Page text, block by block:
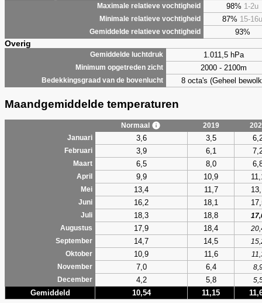
Maximale relatieve vochtigheid 98% 1-2u
Minimale relatieve vochtigheid 87% 15-16u
Gemiddelde relatieve vochtigheid 93%
Overig
Gemiddelde luchtdruk 1.011,5 hPa
Minimum opgetreden zicht 2000 - 2100m
Bedekkingsgraad van de bovenlucht 8 octa's (Geheel
Maandgemiddelde temperaturen
Normaal 2019
Januari
3,6 3,5
Februari 3,9 6,1
Maart 6,5 8,0
April 9,9 10,9
Mei 13,4 11,7
Juni 16,2 18,1
Juli 18,3 18,8
Augustus
17,9 18,4
September
14,7 14,5
Oktober
10,9 11,6
November
7,0 6,4
December
4,2 5,8
Gemiddeld 10,54 11,15